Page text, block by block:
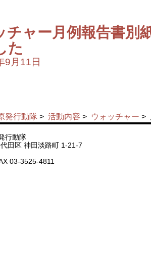
チャー月例報告書別
た
9月11日
発行動隊 > 活動内容 > ウォッチャー >
行動隊
田区 神田淡路町 1-21-7
03-3525-4811